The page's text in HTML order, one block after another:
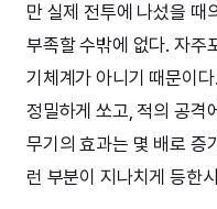
만 실제 전투에 나섰을 때
부족할 수밖에 없다. 자주
기체계가 아니기 때문이
정밀하게 쏘고, 적의 공격
무기의 효과는 몇 배로 증
런 부분이 지나치게 등한